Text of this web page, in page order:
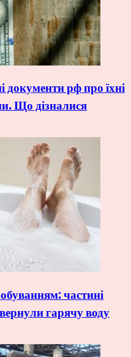
документи рф про їхні
Що дізналися
частині
гарячу воду